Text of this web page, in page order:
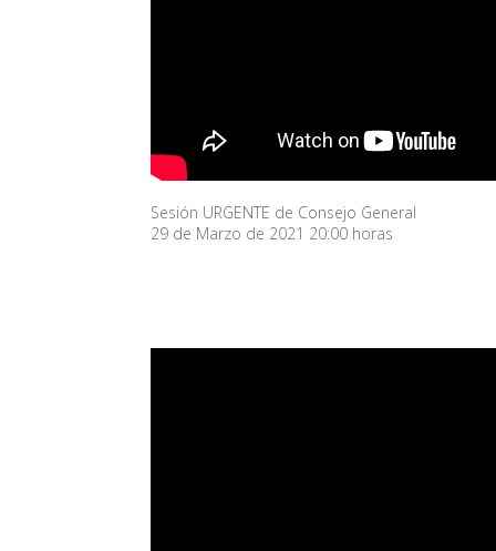
Sesión URGENTE de Consejo General
29 de Marzo de 2021 20:00 horas